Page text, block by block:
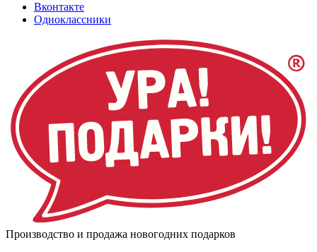
Вконтакте
Одноклассники
Производство и продажа новогодних подарков